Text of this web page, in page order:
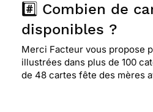
#️⃣ Combien de
disponibles ?
Merci Facteur vous propose
illustrées dans plus de 100
de 48 cartes fête des mères